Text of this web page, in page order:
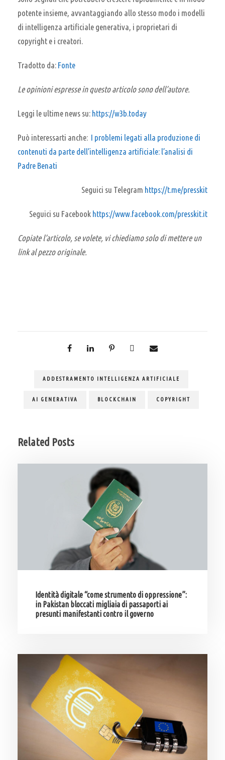
potente insieme, avvantaggiando allo stesso modo i modelli
di intelligenza artificiale generativa, i proprietari di
copyright e i creatori.
Tradotto da: Fonte
Le opinioni espresse in questo articolo sono dell’autore.
Leggi le ultime news su: https://w3b.today
Può interessarti anche: I problemi legati alla produzione di
contenuti da parte dell’intelligenza artificiale: l’analisi di
Padre Benati
Seguici su Telegram https://t.me/presskit
Seguici su Facebook https://www.facebook.com/presskit.it
Copiate l’articolo, se volete, vi chiediamo solo di mettere un
link al pezzo originale.
ADDESTRAMENTO INTELLIGENZA ARTIFICIALE
AI GENERATIVA BLOCKCHAIN COPYRIGHT
Related Posts
Identità digitale “come strumento di oppressione”:
in Pakistan bloccati migliaia di passaporti ai
presunti manifestanti contro il governo